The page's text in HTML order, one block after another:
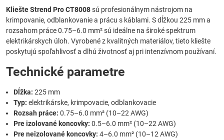
Kliešte Strend Pro CT8008sú profesionálnym nástrojom na
krimpovanie, odblankovanie a prácu s káblami. S dĺžkou 225 mm a
rozsahom práce 0.75–6.0 mm² sú ideálne na široké spektrum
elektrikárskych úloh. Vyrobené z kvalitných materiálov, tieto kliešte
poskytujú spoľahlivosť a dlhú životnosť aj pri intenzívnom používaní.
Technické parametre
Dĺžka: 225 mm
Typ: elektrikárske, krimpovacie, odblankovacie
Rozsah práce: 0.75–6.0 mm² (10–22 AWG)
Pre izolované koncovky: 0.5–6.0 mm² (10–22 AWG)
Pre neizolované koncovky: 4–6.0 mm² (10–12 AWG)